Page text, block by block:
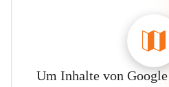
Um Inhalte von